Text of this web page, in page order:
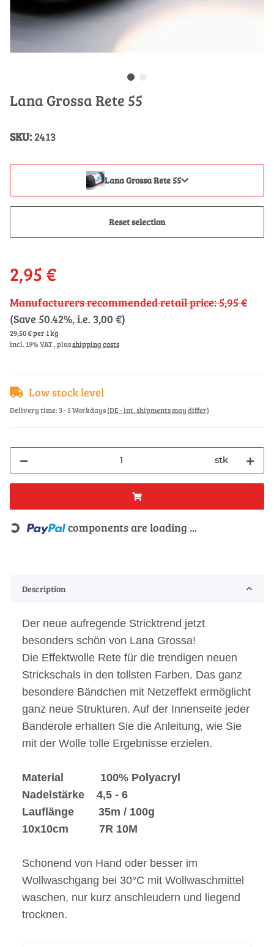
Lana Grossa Rete 55
SKU: 2413
Lana Grossa Rete 55
Reset selection
2,95 €
Manufacturers recommended retail price:5,95 €
(Save 50.42%, i.e. 3,00 €)
29,50 € per 1 kg
incl. 19% VAT , plusshipping costs
Low stock level
Delivery time:3 - 5 Workdays(DE - int. shipments may differ)
stk
Loading... components are loading ...
Description
Der neue aufregende Stricktrend jetzt
besonders schön von Lana Grossa!
Die Effektwolle Rete für die trendigen neuen
Strickschals in den tollsten Farben. Das ganz
besondere Bändchen mit Netzeffekt ermöglicht
ganz neue Strukturen. Auf der Innenseite jeder
Banderole erhalten Sie die Anleitung, wie Sie
mit der Wolle tolle Ergebnisse erzielen.
Material 100% Polyacryl
Nadelstärke 4,5 - 6
Lauflänge 35m / 100g
10x10cm 7R 10M
Schonend von Hand oder besser im
Wollwaschgang bei 30°C mit Wollwaschmittel
waschen, nur kurz anschleudern und liegend
trocknen.